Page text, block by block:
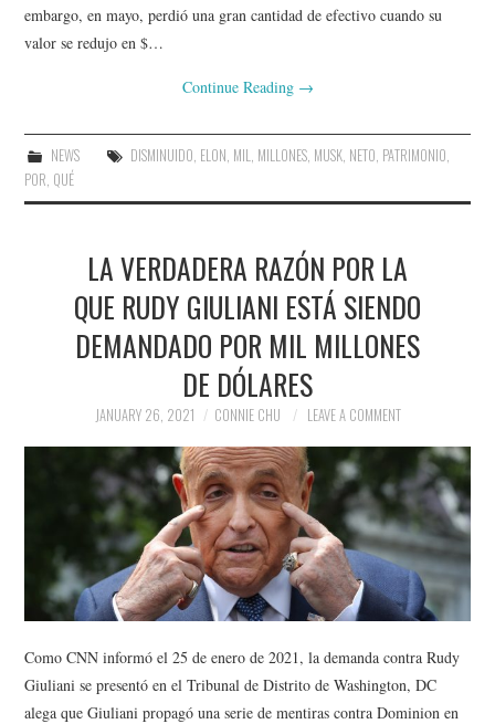
embargo, en mayo, perdió una gran cantidad de efectivo cuando su
valor se redujo en $…
Continue Reading →
NEWS DISMINUIDO, ELON, MIL, MILLONES, MUSK, NETO, PATRIMONIO,
POR, QUÉ
LA VERDADERA RAZÓN POR LA
QUE RUDY GIULIANI ESTÁ SIENDO
DEMANDADO POR MIL MILLONES
DE DÓLARES
JANUARY 26, 2021 CONNIE CHU LEAVE A COMMENT
Como CNN informó el 25 de enero de 2021, la demanda contra Rudy
Giuliani se presentó en el Tribunal de Distrito de Washington, DC
alega que Giuliani propagó una serie de mentiras contra Dominion en